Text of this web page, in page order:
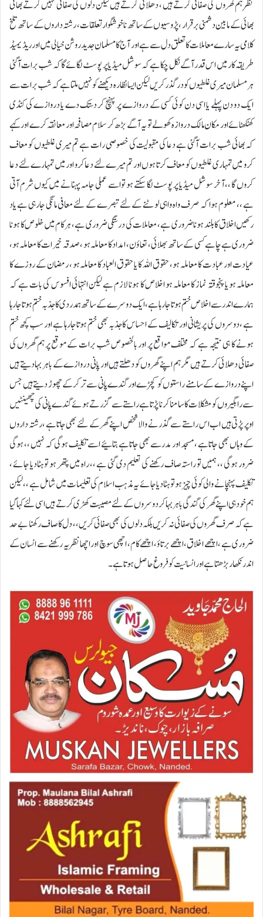
نظر ہم گھروں کی صفائی کرتے ہیں ، دھلائی کرتے ہیں لیکن دلوں کی صفائی نہیں کرتے بھائی
بھائی کے مابین دشمنی برقرار ، پڑوسیوں کے ساتھ ناخوشگوار تعلقات ، رشتہ داروں کے ساتھ تلخ
کلامی یہ سارے معاملات کا تعلق دل سے ہے اور آج کا مسلمان جدید روشن خیالی میں اور ریڈیمیڈ
طریقہ کار میں اس قدر آگے نکل چکاہے کہ سوشل میڈیا پر پوسٹ لگائے گا کہ شب برات آگئی
ہر مسلمان میری غلطیوں کو درگذر کریں لیکن ایسا نظارہ دیکھنے کو نہیں ملتا ہے کہ شب برات سے
ایک دو دن پہلے یا اسی دن کوئی کسی کے دروازے پر پہنچ کر دستک دے یا دروازے کی کنڈی
کھٹکھٹائے اور مکان مالک دروازہ کھولے تو یہ آگے بڑھ کر سلام مصافحہ اور معانقہ کرے اور کہے
کہ بھائی شب برات آگئی ہے دعا کی مقبولیت کی خصوصی رات ہے تم میری غلطیوں کو معاف
کرو میں تمہاری غلطیوں کو معاف کرتا ہوں اور تم میرے لئے دعا کرو اور میں تمہارے لئے دعا
کروں گا ،، آخر سوشل میڈیا پر پوسٹ لگا سکتے ہو تو اسے عملی جامہ پہنانے میں کیوں شرم آتی
ہے ،، معلوم ہوا کہ صرف واہ واہی لوٹنے کے لئے تبصرے کے لئے معافی مانگی جارہی ہے یاد
رکھیں اخلاق کا بلند ہونا ضروری ہے ، معاملات کی درستگی ضروری ہے ، ہرکام میں خلوص کا ہونا
ضروری ہے چاہے کسی کے ساتھ بھلائی ، تعاؤن ، امداد کا معاملہ ہو ، صدقہ خیرات کا معاملہ ہو،
عیادت اور عبادت کا معاملہ ہو ، حقوق اللہ کا یا حقوق العباد کا معاملہ ہو ، رمضان کے روزے کا
معاملہ ہو یا پنجوقتہ نماز کا معاملہ ہو اخلاص کا ہونا لازم ہے لیکن انتہائی افسوس کی بات ہے کہ
ہمارے اندر سے اخلاص ختم ہوتا جارہا ہے ، ایک دوسرے کے ساتھ ہمدردی کا جذبہ ختم ہوتا جارہا
ہے ، دوسروں کی پریشانی اور تکالیف کے احساس کا جذبہ بھی ختم ہوتا جارہا ہے اور سب کچھ ختم
ہونے کا ہی نتیجہ ہے کہ مختلف مواقع پر اور بالخصوص شب برات کے موقع پر ہم گھروں کی
صفائی دھلائی کرتے ہیں مگر ہم اپنے گھروں کو دھلتے ہیں اور پانی دروازے کے باہر بہا دیتے ہیں
اپنے دروازے کے سامنے راستوں کو کچڑے اور گندے پانی سے تر کرکے چھوڑ دیتے ہیں جس
سے راہگیروں کو مشکلات کا سامنا کرنا پڑتا ہے راستے سے گزرتے ہوئے گندے پانی کی چھینٹیں
اوپر پڑتی ہیں اب اس راستے سے گذرنے والا شخص اپنے گھر کے لئے بھی جاتاہے ، رشتہ داروں
کے وہاں بھی جاتاہے ، مسجد اور مدرسے بھی جاتاہے بتائیے اسے تکلیف ہوگی کہ نہیں ،، ہوگی
ضرور ہوگی ،، ہمیں تو راستہ صاف رکھنے کی تعلیم دی گئی ہے ،، راہ میں پتھر ہو تو ہٹادیا جائے ،
تکلیف پہنچانے والی کوئی چیز ہو تو ہٹادیا جائے یہ مذہب اسلام کی تعلیمات میں شامل ہے ،، لیکن
ہم خود ہی اپنے گھر کی گندگی باہر بہاکر دوسروں کے لئے مصیبت کھڑی کرتے ہیں اسی لئے کہا گیا
ہے کہ صرف گھروں کی صفائی نہ کریں بلکہ دلوں کی بھی صفائی کریں ،، دل کا صاف رکھنا بے حد
ضروری ہے ، اچھے اخلاق ، اچھے برتاؤ ، اچھے کام ، اچھی سوچ اور اچھا نظریہ رکھنے سے انسان کے
اندر نکھار بڑھتا ہے اور انسانیت کو فروغ حاصل ہوتاہے ۔